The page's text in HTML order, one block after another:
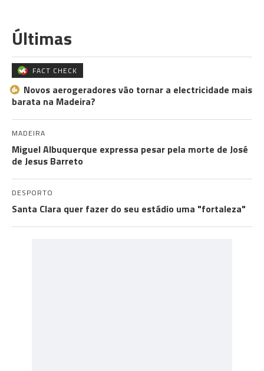
Últimas
FACT CHECK
Novos aerogeradores vão tornar a electricidade mais
barata na Madeira?
MADEIRA
Miguel Albuquerque expressa pesar pela morte de José
de Jesus Barreto
DESPORTO
Santa Clara quer fazer do seu estádio uma "fortaleza"